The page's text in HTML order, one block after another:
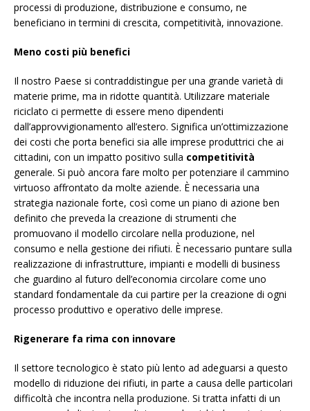
processi di produzione, distribuzione e consumo, ne
beneficiano in termini di crescita, competitività, innovazione.
Meno costi più benefici
Il nostro Paese si contraddistingue per una grande varietà di
materie prime, ma in ridotte quantità. Utilizzare materiale
riciclato ci permette di essere meno dipendenti
dall’approvvigionamento all’estero. Significa un’ottimizzazione
dei costi che porta benefici sia alle imprese produttrici che ai
cittadini, con un impatto positivo sulla competitività
generale. Si può ancora fare molto per potenziare il cammino
virtuoso affrontato da molte aziende. È necessaria una
strategia nazionale forte, così come un piano di azione ben
definito che preveda la creazione di strumenti che
promuovano il modello circolare nella produzione, nel
consumo e nella gestione dei rifiuti. È necessario puntare sulla
realizzazione di infrastrutture, impianti e modelli di business
che guardino al futuro dell’economia circolare come uno
standard fondamentale da cui partire per la creazione di ogni
processo produttivo e operativo delle imprese.
Rigenerare fa rima con innovare
Il settore tecnologico è stato più lento ad adeguarsi a questo
modello di riduzione dei rifiuti, in parte a causa delle particolari
difficoltà che incontra nella produzione. Si tratta infatti di un